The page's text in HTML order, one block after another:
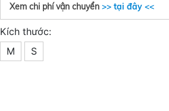
Xem chi phí vận chuyển >> tại đây <<
Kích thước:
M
S